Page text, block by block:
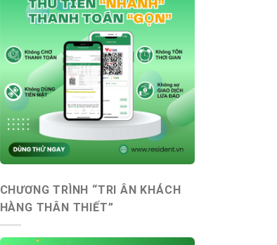
CHƯƠNG TRÌNH “TRI ÂN KHÁCH
HÀNG THÂN THIẾT”